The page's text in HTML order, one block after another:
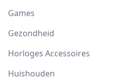
Games
Gezondheid
Horloges Accessoires
Huishouden